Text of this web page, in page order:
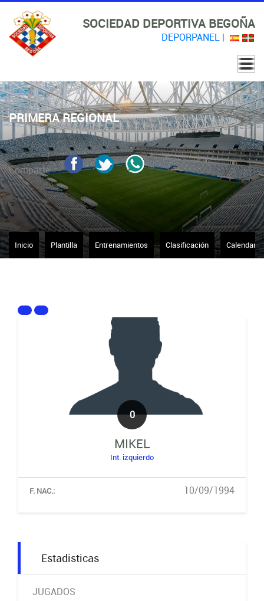
SOCIEDAD DEPORTIVA BEGOÑA
DEPORPANEL |
PRIMERA REGIONAL
Comparte
Inicio Plantilla Entrenamientos Clasificación Calendario
0
MIKEL
Int. izquierdo
F. NAC.: 10/09/1994
Estadisticas
JUGADOS